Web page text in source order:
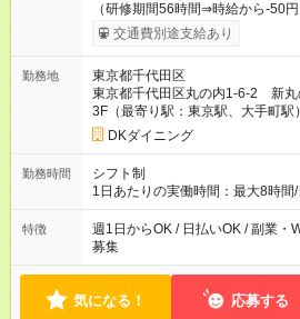
（研修期間56時間⇒時給から-50
ナーになったら…通常時給+300円
■系列店で使える社割あり ■友人
万7600円 ・N１レベル程度の日本語力をお持ちの方（会話力・
読解力）※業務上の理解・指示が
This is a job providing customer service
間】試用期間なし
交通費別途支給あり
勤務地
東京都千代田区
東京都千代田区丸の内1-6-2 新丸
3F（最寄り駅：東京駅、大手町駅）
DKダイニング
勤務時間
シフト制
1日あたりの実働時間：最大8時
OK！ ※勤務時間の変動の可能性
(法令による) ※自由シフト制
特徴
週1日からOK / 日払いOK / 副業・
募集
気になる！ 応募する